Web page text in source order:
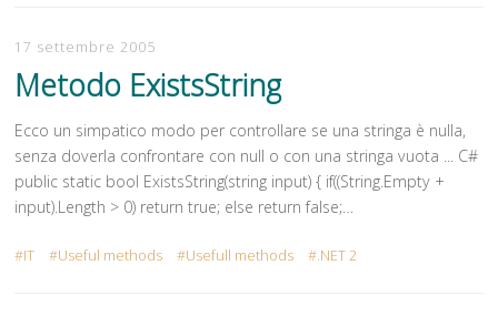
17 settembre 2005
Metodo ExistsString
Ecco un simpatico modo per controllare se una stringa è nulla,
senza doverla confrontare con null o con una stringa vuota ... C#
public static bool ExistsString(string input) { if((String.Empty +
input).Length > 0) return true; else return false;…
IT Useful methods Usefull methods .NET 2